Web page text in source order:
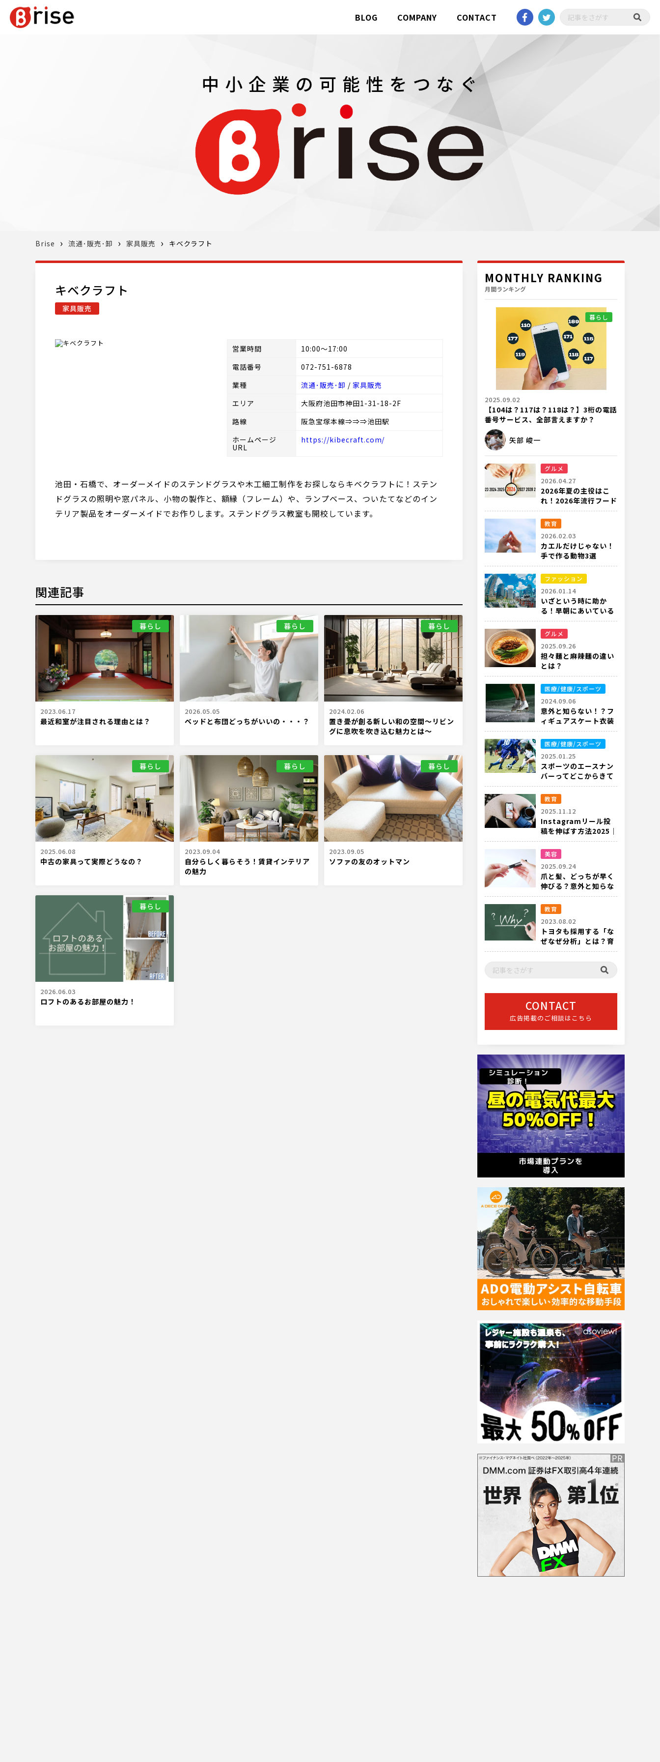
BLOG COMPANY CONTACT
Brise 流通･販売･卸 家具販売 キベクラフト
キベクラフト
家具販売
営業時間
10:00～17:00
電話番号
072-751-6878
業種
流通･販売･卸 / 家具販売
エリア
大阪府池田市神田1-31-18-2F
路線
阪急宝塚本線⇒⇒⇒池田駅
ホームページ
URL
https://kibecraft.com/
池田・石橋で、オーダーメイドのステンドグラスや木工細工制作をお探しならキベクラフトに！ステン
ドグラスの照明や窓パネル、小物の製作と、額縁（フレーム）や、ランプベース、ついたてなどのイン
テリア製品をオーダーメイドでお作りします。ステンドグラス教室も開校しています。
関連記事
暮らし
2023.06.17
最近和室が注目される理由とは？
暮らし
2026.05.05
ベッドと布団どっちがいいの・・・？
暮らし
2024.02.06
置き畳が創る新しい和の空間～リビン
グに息吹を吹き込む魅力とは～
暮らし
2025.06.08
中古の家具って実際どうなの？
暮らし
2023.09.04
自分らしく暮らそう！賃貸インテリア
の魅力
暮らし
2023.09.05
ソファの友のオットマン
暮らし
2026.06.03
ロフトのあるお部屋の魅力！
MONTHLY RANKING
月間ランキング
暮らし
2025.09.02
【104は？117は？118は？】3桁の電話
番号サービス、全部言えますか？
矢部 峻一
グルメ
2026.04.27
2026年夏の主役はこ
れ！2026年流行フード
完全ガイド
教育
2026.02.03
カエルだけじゃない！
手で作る動物3選
ファッション
2026.01.14
いざという時に助か
る！早朝にあいている
都内の衣料品店
グルメ
2025.09.26
担々麺と麻辣麺の違い
とは？
医療/健康/スポーツ
2024.09.06
意外と知らない！？フ
ィギュアスケート衣装
のルールや重要性と
は？
医療/健康/スポーツ
2025.01.25
スポーツのエースナン
バーってどこからきて
るの？
教育
2025.11.12
Instagramリール投
稿を伸ばす方法2025｜
最新アルゴリズムと実
践テクニック
美容
2025.09.24
爪と髪、どっちが早く
伸びる？意外と知らな
い成長スピードの話
教育
2023.08.02
トヨタも採用する「な
ぜなぜ分析」とは？育
成の現場でも有効
CONTACT
広告掲載のご相談はこちら